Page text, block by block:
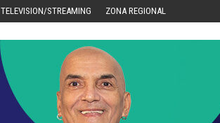
TELEVISION/STREAMING ZONA REGIONAL